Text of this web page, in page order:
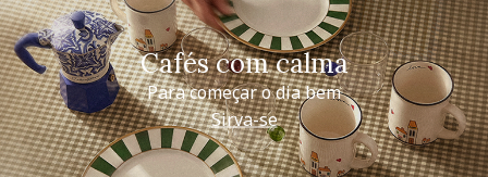
Cafés com calma
Para começar o dia bem
Sirva-se